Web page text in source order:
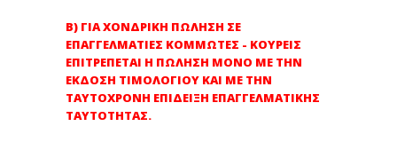
Β) ΓΙΑ ΧΟΝΔΡΙΚΗ ΠΩΛΗΣΗ ΣΕ
ΕΠΑΓΓΕΛΜΑΤΙΕΣ ΚΟΜΜΩΤΕΣ - ΚΟΥΡΕΙΣ
ΕΠΙΤΡΕΠΕΤΑΙ Η ΠΩΛΗΣΗ ΜΟΝΟ ΜΕ ΤΗΝ
ΕΚΔΟΣΗ ΤΙΜΟΛΟΓΙΟΥ ΚΑΙ ΜΕ ΤΗΝ
ΤΑΥΤΟΧΡΟΝΗ ΕΠΙΔΕΙΞΗ ΕΠΑΓΓΕΛΜΑΤΙΚΗΣ
ΤΑΥΤΟΤΗΤΑΣ.